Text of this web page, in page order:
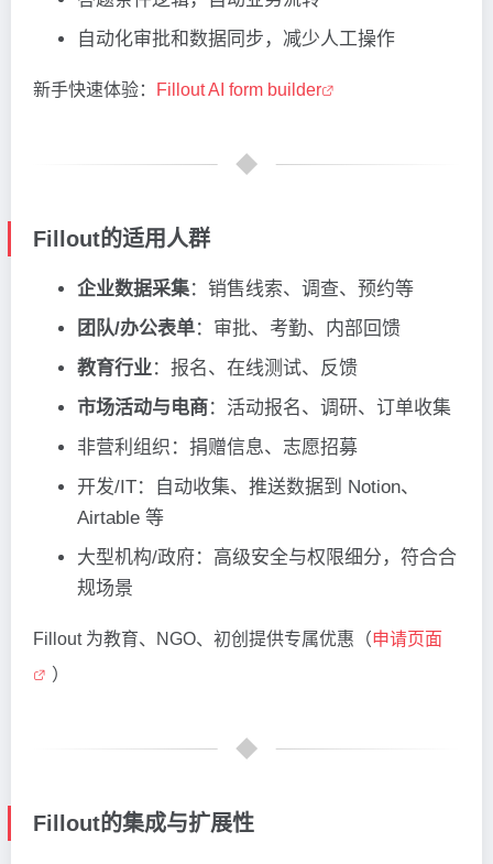
自动化审批和数据同步，减少人工操作
新手快速体验： Fillout AI form builder
Fillout的适用人群
企业数据采集：销售线索、调查、预约等
团队/办公表单：审批、考勤、内部回馈
教育行业：报名、在线测试、反馈
市场活动与电商 ：活动报名、调研、订单收集
非营利组织：捐赠信息、志愿招募
开发/IT：自动收集、推送数据到 Notion、
Airtable 等
大型机构/政府：高级安全与权限细分，符合合
规场景
Fillout 为教育、NGO、初创提供专属优惠（申请页面
）
Fillout的集成与扩展性